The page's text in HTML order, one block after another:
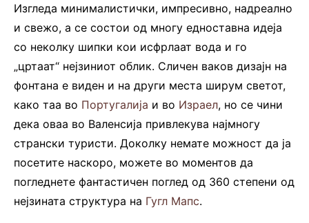
Изгледа минималистички, импресивно, надреално
и свежо, а се состои од многу едноставна идеја
со неколку шипки кои исфрлаат вода и го
„цртаат“ нејзиниот облик. Сличен ваков дизајн на
фонтана е виден и на други места ширум светот,
како таа во Португалија и во Израел, но се чини
дека оваа во Валенсија привлекува најмногу
странски туристи. Доколку немате можност да ја
посетите наскоро, можете во моментов да
погледнете фантастичен поглед од 360 степени од
нејзината структура на Гугл Мапс.